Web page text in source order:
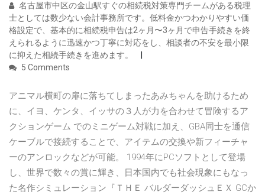
名古屋市中区の金山駅すぐの相続税対策専門チームがある税理
士としては数少ない会計事務所です。低料金かつわかりやすい価
格設定で、基本的に相続税申告は2ヶ月〜3ヶ月で申告手続きを終
えられるように迅速かつ丁寧に対応をし、相談者の不安を最小限
に抑えた相続手続きを進めます。
5 Comments
アニマル横町の扉に落ちてしまったあみちゃんを助けるため
に、イヨ、ケンタ、イッサの３人が力を合わせて冒険するア
クションゲーム でのミニゲーム対戦に加え、GBA同士を通信
ケーブルで接続することで、アイテムの交換や新フィーチャ
ーのアンロックなどが可能。 1994年にPCソフトとして登場
し、世界で数々の賞に輝き、日本国内でも社会現象にもなっ
た名作シミュレーション『ＴＨＥ バルダーダッシュＥＸ GCか